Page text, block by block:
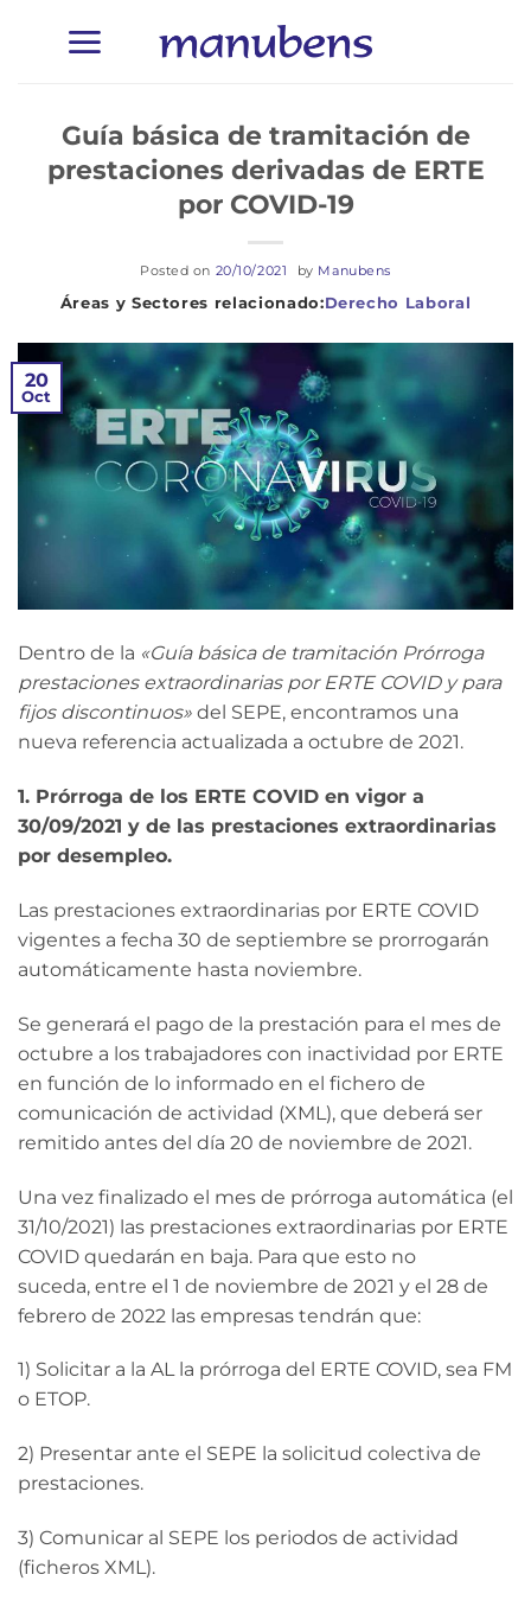
Derecho Laboral
Guía básica de tramitación de
prestaciones derivadas de ERTE
por COVID-19
Posted on 20/10/2021 by Manubens
20
Oct
Dentro de la «Guía básica de tramitación Prórroga
prestaciones extraordinarias por ERTE COVID y para
fijos discontinuos» del SEPE, encontramos una
nueva referencia actualizada a octubre de 2021.
1. Prórroga de los ERTE COVID en vigor a
30/09/2021 y de las prestaciones extraordinarias
por desempleo.
Las prestaciones extraordinarias por ERTE COVID
vigentes a fecha 30 de septiembre se prorrogarán
automáticamente hasta noviembre.
Se generará el pago de la prestación para el mes de
octubre a los trabajadores con inactividad por ERTE
en función de lo informado en el fichero de
comunicación de actividad (XML), que deberá ser
remitido antes del día 20 de noviembre de 2021.
Una vez finalizado el mes de prórroga automática (el
31/10/2021) las prestaciones extraordinarias por ERTE
COVID quedarán en baja. Para que esto no
suceda, entre el 1 de noviembre de 2021 y el 28 de
febrero de 2022 las empresas tendrán que:
1) Solicitar a la AL la prórroga del ERTE COVID, sea FM
o ETOP.
2) Presentar ante el SEPE la solicitud colectiva de
prestaciones.
3) Comunicar al SEPE los periodos de actividad
(ficheros XML).